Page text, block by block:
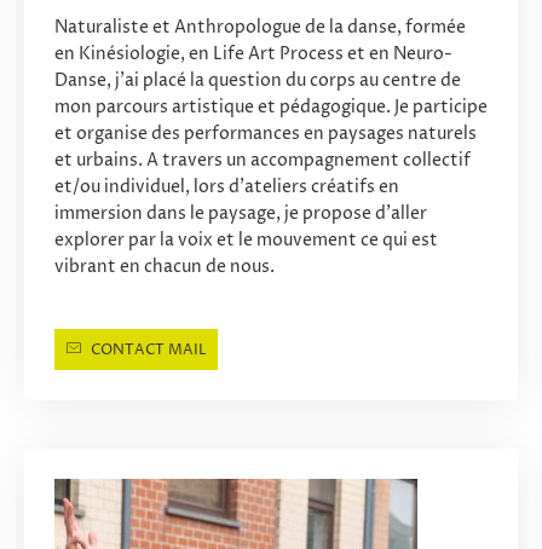
Naturaliste et Anthropologue de la danse, formée
en Kinésiologie, en Life Art Process et en Neuro-
Danse, j’ai placé la question du corps au centre de
mon parcours artistique et pédagogique. Je participe
et organise des performances en paysages naturels
et urbains. A travers un accompagnement collectif
et/ou individuel, lors d’ateliers créatifs en
immersion dans le paysage, je propose d’aller
explorer par la voix et le mouvement ce qui est
vibrant en chacun de nous.
CONTACT MAIL